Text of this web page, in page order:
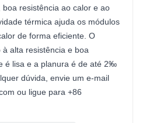
resistência ao calor e ao
térmica ajuda os módulos
de forma eficiente. O
alta resistência e boa
é lisa e a planura é de até 2‰
dúvida, envie um e-mail
ou ligue para +86